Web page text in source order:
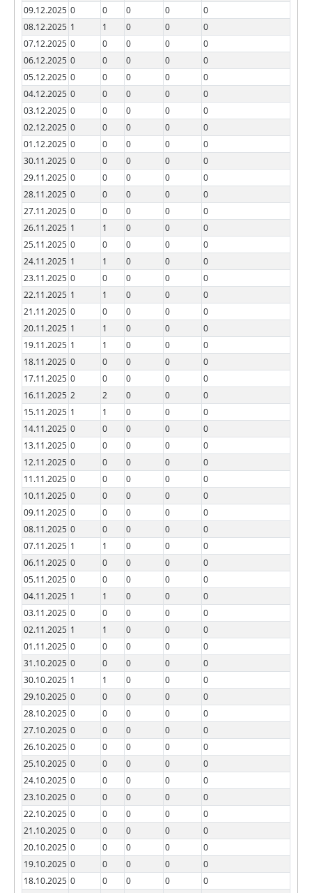
09.12.2025 0 0 0 0
0
08.12.2025 1 1 0 0
0
07.12.2025 0 0 0 0
0
06.12.2025 0 0 0 0
0
05.12.2025 0 0 0 0
0
04.12.2025 0 0 0 0
0
03.12.2025 0 0 0 0
0
02.12.2025 0 0 0 0
0
01.12.2025 0 0 0 0
0
30.11.2025 0 0 0 0
0
29.11.2025 0 0 0 0
0
28.11.2025 0 0 0 0
0
27.11.2025 0 0 0 0
0
26.11.2025 1 1 0 0
0
25.11.2025 0 0 0 0
0
24.11.2025 1 1 0 0
0
23.11.2025 0 0 0 0
0
22.11.2025 1 1 0 0
0
21.11.2025 0 0 0 0
0
20.11.2025 1 1 0 0
0
19.11.2025 1 1 0 0
0
18.11.2025 0 0 0 0
0
17.11.2025 0 0 0 0
0
16.11.2025 2 2 0 0
0
15.11.2025 1 1 0 0
0
14.11.2025 0 0 0 0
0
13.11.2025 0 0 0 0
0
12.11.2025 0 0 0 0
0
11.11.2025 0 0 0 0
0
10.11.2025 0 0 0 0
0
09.11.2025 0 0 0 0
0
08.11.2025 0 0 0 0
0
07.11.2025 1 1 0 0
0
06.11.2025 0 0 0 0
0
05.11.2025 0 0 0 0
0
04.11.2025 1 1 0 0
0
03.11.2025 0 0 0 0
0
02.11.2025 1 1 0 0
0
01.11.2025 0 0 0 0
0
31.10.2025 0 0 0 0
0
30.10.2025 1 1 0 0
0
29.10.2025 0 0 0 0
0
28.10.2025 0 0 0 0
0
27.10.2025 0 0 0 0
0
26.10.2025 0 0 0 0
0
25.10.2025 0 0 0 0
0
24.10.2025 0 0 0 0
0
23.10.2025 0 0 0 0
0
22.10.2025 0 0 0 0
0
21.10.2025 0 0 0 0
0
20.10.2025 0 0 0 0
0
19.10.2025 0 0 0 0
0
18.10.2025 0 0 0 0
0